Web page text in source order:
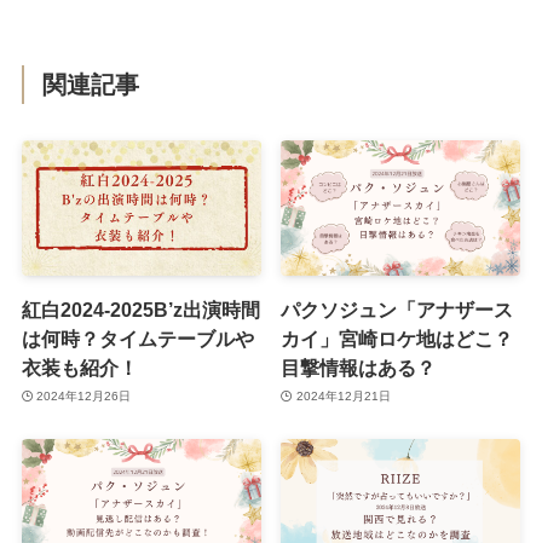
関連記事
紅白2024-2025B’z出演時間
は何時？タイムテーブルや
衣装も紹介！
2024年12月26日
パクソジュン「アナザース
カイ」宮崎ロケ地はどこ？
目撃情報はある？
2024年12月21日